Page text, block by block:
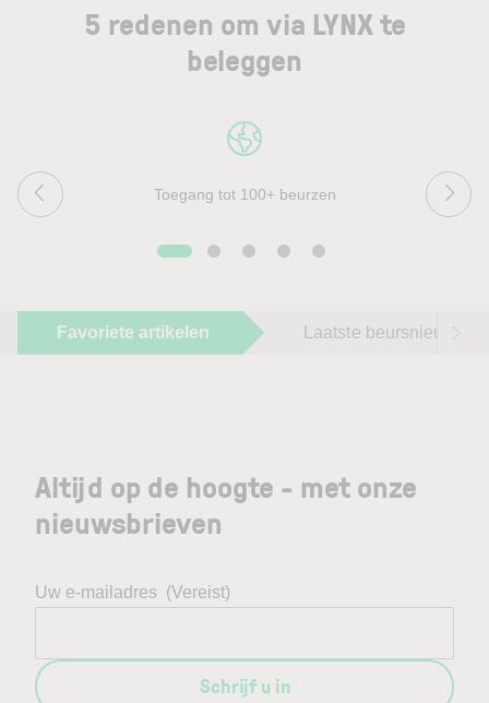
5 redenen om via LYNX te
beleggen
Toegang tot 100+ beurzen
Favoriete artikelen Laatste beursnieuws
Altijd op de hoogte - met onze
nieuwsbrieven
Uw e-mailadres (Vereist)
Schrijf u in